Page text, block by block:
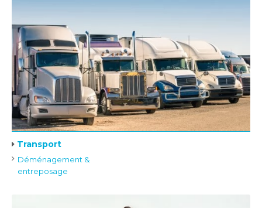
Transport
Déménagement &
entreposage